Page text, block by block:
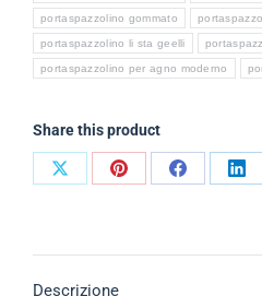
portaspazzolino gommato
portaspazzolino li sta geelli
portaspazzolino per agno moderno
Share this product
Descrizione